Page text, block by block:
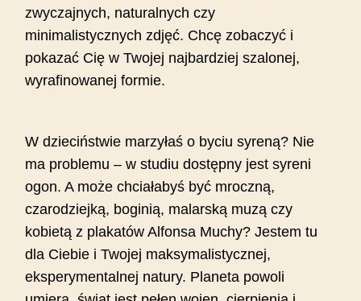
zwyczajnych, naturalnych czy
minimalistycznych zdjęć. Chcę zobaczyć i
pokazać Cię w Twojej najbardziej szalonej,
wyrafinowanej formie.
W dzieciństwie marzyłaś o byciu syreną? Nie
ma problemu – w studiu dostępny jest syreni
ogon. A może chciałabyś być mroczną,
czarodziejką, boginią, malarską muzą czy
kobietą z plakatów Alfonsa Muchy? Jestem tu
dla Ciebie i Twojej maksymalistycznej,
eksperymentalnej natury. Planeta powoli